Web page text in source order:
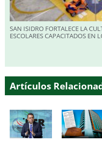
SAN ISIDRO FORTALECE LA
ESCOLARES CAPACITADOS EN
Artículos